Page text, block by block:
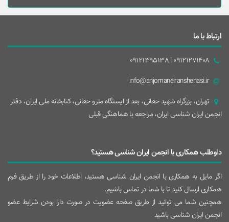
ارتباط با ما
09121271408 | 09121395138
info@anjomaneiranshenasi.ir
تهران، بزرگراه شهيد حقانی، بعد از ايستگاه مترو حقانی، کتابخانه ملی ایران، دفتر
انجمن ایران شناسی ایران، مراجعه با هماهنگی قبلی
داوطلب همکاری با انجمن ایران شناسی هستید؟
اگر مایل به همکاری با انجمن ایران شناسی هستید، اطلاعات خود را از طریق فرم
همکاری ارسال کنید تا با شما در تماس باشیم.
همچنین شما می توانید از طریق صفحه عضویت در صورت دارا بودن شرایط عضو
انجمن ایران شناسی باشید